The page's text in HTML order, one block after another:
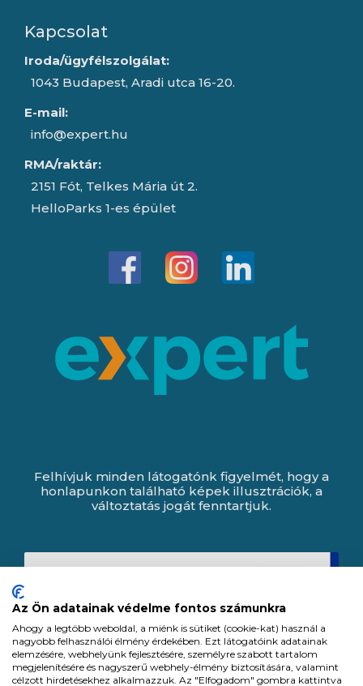
Kapcsolat
Iroda/ügyfélszolgálat:
1043 Budapest, Aradi utca 16-20.
E-mail:
info@expert.hu
RMA/raktár:
2151 Fót, Telkes Mária út 2.
HelloParks 1-es épület
Felhívjuk minden látogatónk figyelmét, hogy a
honlapunkon található képek illusztrációk, a
változtatás jogát fenntartjuk.
Az Ön adatainak védelme fontos számunkra
Ahogy a legtöbb weboldal, a miénk is sütiket (cookie-kat) használ a
nagyobb felhasználói élmény érdekében. Ezt látogatóink adatainak
elemzésére, webhelyünk fejlesztésére, személyre szabott tartalom
megjelenítésére és nagyszerű webhely-élmény biztosítására, valamint
célzott hirdetésekhez alkalmazzuk. Az "Elfogadom" gombra kattintva